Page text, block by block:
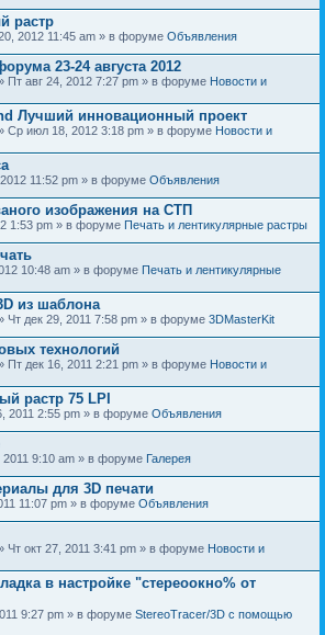
растр
2012 11:45 am » в форуме Объявления
23-24 августа 2012
Пт авг 24, 2012 7:27 pm » в форуме Новости и
Лучший инновационный проект
Ср июл 18, 2012 3:18 pm » в форуме Новости и
11:52 pm » в форуме Объявления
изображения на СТП
1:53 pm » в форуме Печать и лентикулярные растры
10:48 am » в форуме Печать и лентикулярные
из шаблона
Чт дек 29, 2011 7:58 pm » в форуме 3DMasterKit
технологий
Пт дек 16, 2011 2:21 pm » в форуме Новости и
растр 75 LPI
2011 2:55 pm » в форуме Объявления
2011 9:10 am » в форуме Галерея
для 3D печати
11:07 pm » в форуме Объявления
Чт окт 27, 2011 3:41 pm » в форуме Новости и
в настройке "стереоокно% от
9:27 pm » в форуме StereoTracer/3D с помощью